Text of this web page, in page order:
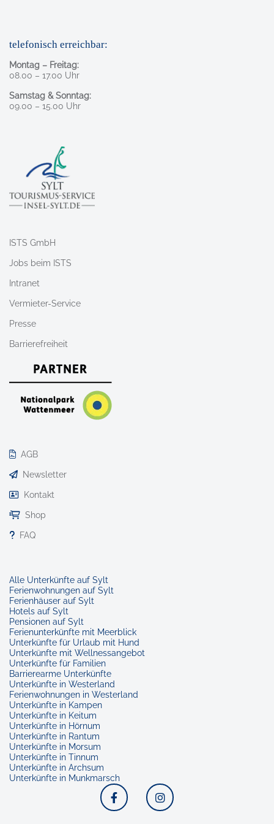
telefonisch erreichbar:
Montag – Freitag:
08.00 – 17.00 Uhr
Samstag & Sonntag:
09.00 – 15.00 Uhr
ISTS GmbH
Jobs beim ISTS
Intranet
Vermieter-Service
Presse
Barrierefreiheit
AGB
Newsletter
Kontakt
Shop
FAQ
Alle Unterkünfte auf Sylt
Ferienwohnungen auf Sylt
Ferienhäuser auf Sylt
Hotels auf Sylt
Pensionen auf Sylt
Ferienunterkünfte mit Meerblick
Unterkünfte für Urlaub mit Hund
Unterkünfte mit Wellnessangebot
Unterkünfte für Familien
Barrierearme Unterkünfte
Unterkünfte in Westerland
Ferienwohnungen in Westerland
Unterkünfte in Kampen
Unterkünfte in Keitum
Unterkünfte in Hörnum
Unterkünfte in Rantum
Unterkünfte in Morsum
Unterkünfte in Tinnum
Unterkünfte in Archsum
Unterkünfte in Munkmarsch
Facebook Instagram